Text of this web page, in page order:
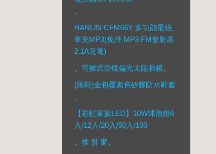
HANLIN-CFM66Y 多功能最強
車充MP3(免持 MP3 FM發射器
2.1A充電)
可掀式套鏡偏光太陽眼鏡
(雨鞋)全包覆素色矽膠防水鞋套
【彩虹家族LED】10W球泡燈6
入/12入/20入/50入/100
推 射 窗